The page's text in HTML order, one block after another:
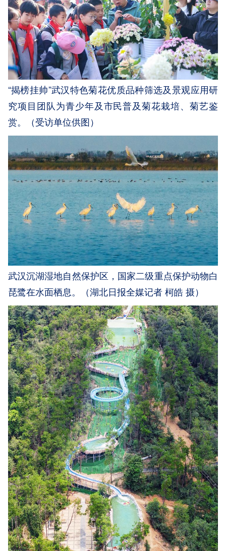
“揭榜挂帅”武汉特色菊花优质品种筛选及景观应用研
究项目团队为青少年及市民普及菊花栽培、菊艺鉴
赏。（受访单位供图）
武汉沉湖湿地自然保护区，国家二级重点保护动物白
琵鹭在水面栖息。（湖北日报全媒记者 柯皓 摄）